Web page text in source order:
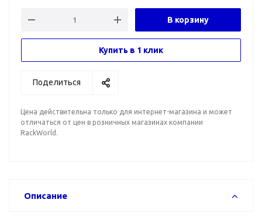
В корзину
Купить в 1 клик
Поделиться
Цена действительна только для интернет-магазина и может
отличаться от цен в розничных магазинах компании
RackWorld.
Описание